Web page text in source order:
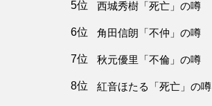
5位 西城秀樹「死亡」の噂
6位 角田信朗「不仲」の噂
7位 秋元優里「不倫」の噂
8位 紅音ほたる「死亡」の噂